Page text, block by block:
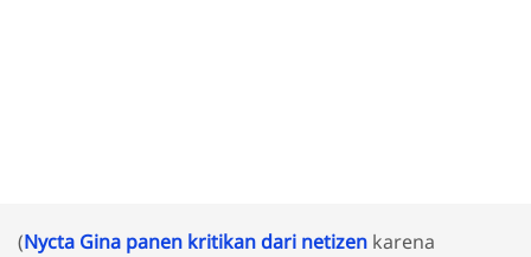
(Nycta Gina panen kritikan dari netizen karena